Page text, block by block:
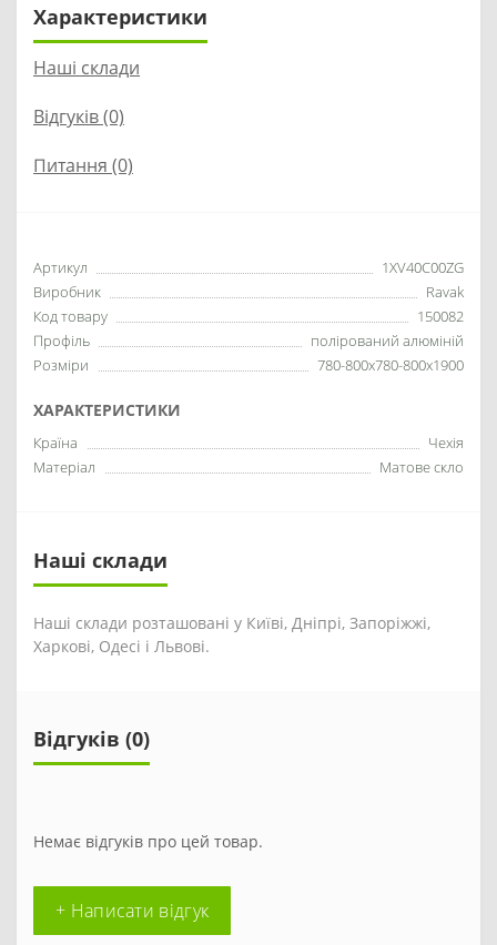
Характеристики
Наші склади
Відгуків (0)
Питання (0)
Артикул
1XV40C00ZG
Виробник
Ravak
Код товару
150082
Профіль
полірований алюміній
Розміри
780-800x780-800x1900
ХАРАКТЕРИСТИКИ
Країна
Чехія
Матеріал
Матове скло
Наші склади
Наші склади розташовані у Київі, Дніпрі, Запоріжжі,
Харкові, Одесі і Львові.
Відгуків (0)
Немає відгуків про цей товар.
+ Написати відгук